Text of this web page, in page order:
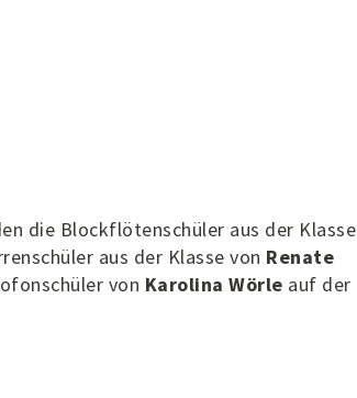
die Blockflötenschüler aus der Klasse
aus der Klasse von Renate
von Karolina Wörle auf der